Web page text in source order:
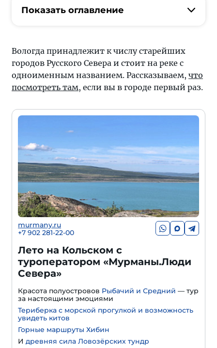
Показать оглавление
Вологда принадлежит к числу старейших
городов Русского Севера и стоит на реке с
одноименным названием. Рассказываем, что
посмотреть там, если вы в городе первый раз.
murmany.ru
+7 902 281-22-00
Лето на Кольском с
туроператором «Мурманы.Люди
Севера»
Красота полуостровов Рыбачий и Средний — тур
за настоящими эмоциями
Териберка с морской прогулкой и возможность
увидеть китов
Горные маршруты Хибин
И древняя сила Ловозёрских тундр